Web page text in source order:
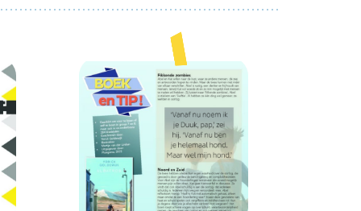
Alfabetisch (A-Z)
Alfabetisch (Z-A)